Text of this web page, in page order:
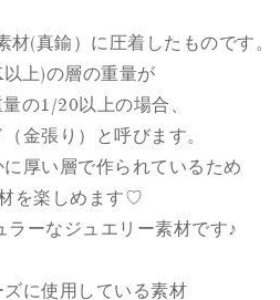
(真鍮）に圧着したものです。
上)の層の重量が
の1/20以上の場合、
金張り）と呼びます。
厚い層で作られているため
を楽しめます♡
ラーなジュエリー素材です♪
に使用している素材